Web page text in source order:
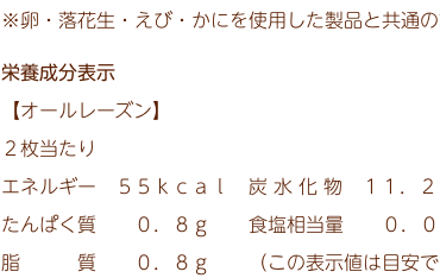
※卵・落花生・えび・かにを使用した製品と共通の
栄養成分表示
【オールレーズン】
２枚当たり
エネルギー ５５ｋｃａｌ 炭 水 化 物 １１．２
たんぱく質 ０．８ｇ 食塩相当量 ０．０
脂 質 ０．８ｇ （この表示値は目安で